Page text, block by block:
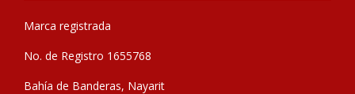
Marca registrada
No. de Registro 1655768
Bahía de Banderas, Nayarit